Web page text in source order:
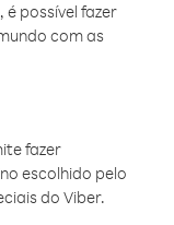
possível fazer
com as
fazer
escolhido pelo
do Viber.